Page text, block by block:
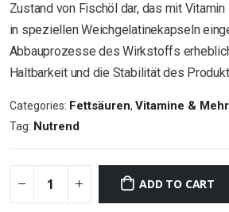
Zustand von Fischöl dar, das mit
in speziellen Weichgelatinekapseln
Abbauprozesse des Wirkstoffs
Haltbarkeit und die Stabilität des
Categories: Fettsäuren, Vitamine & Mehr
Tag: Nutrend
ADD TO CART